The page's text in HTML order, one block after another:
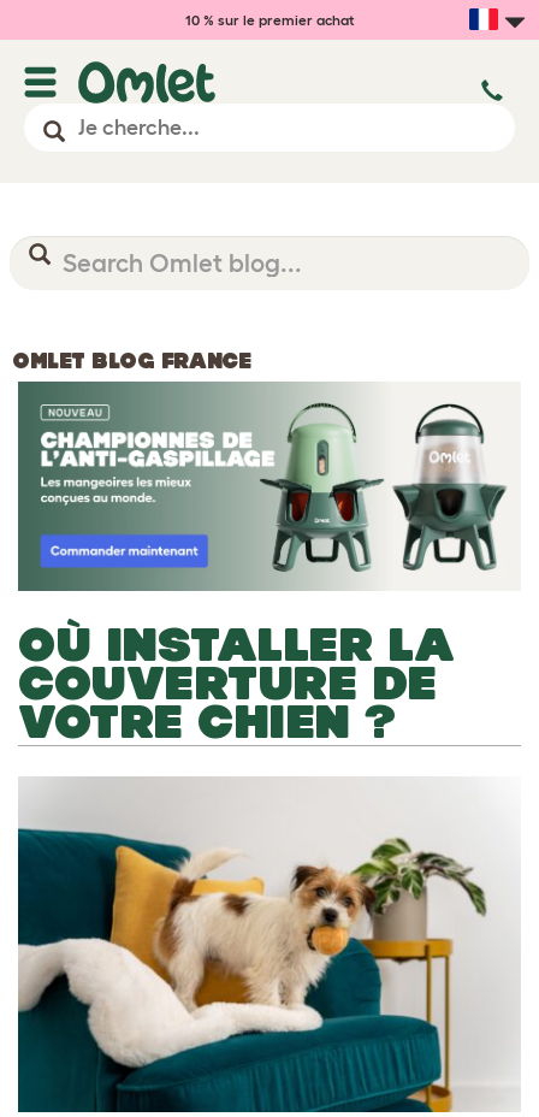
10 % sur le premier achat
OMLET BLOG FRANCE
OÙ INSTALLER LA
COUVERTURE DE
VOTRE CHIEN ?